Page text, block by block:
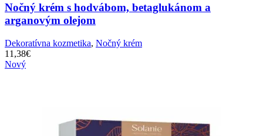
Nočný krém s hodvábom, betaglukánom a
arganovým olejom
Dekoratívna kozmetika, Nočný krém
11,38€
Nový